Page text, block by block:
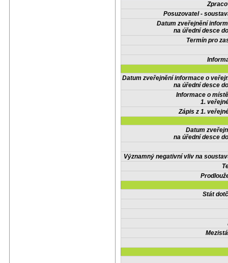
Posuzovatel -
Datum zveřejnění
na úřední desce
Termín pro
Datum zveřejnění informace o
na úřední desce
Informace o
1.
Zápis z 1.
Datum
na úřední desce
Významný negativní vliv na
Stát